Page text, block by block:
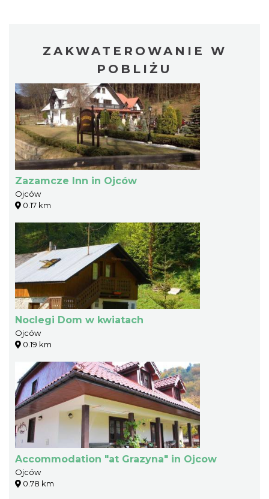
ZAKWATEROWANIE W
POBLIŻU
Zazamcze Inn in Ojców
Ojców
0.17 km
Noclegi Dom w kwiatach
Ojców
0.19 km
Accommodation "at Grazyna" in Ojcow
Ojców
0.78 km